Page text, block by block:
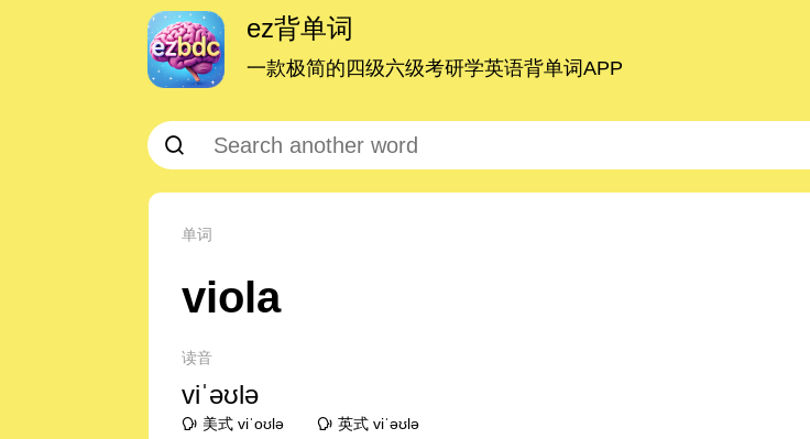
ez背单词
一款极简的四级六级考研学英语背单词APP
单词
viola
读音
viˈəʊlə
美式 viˈoʊlə 英式 viˈəʊlə